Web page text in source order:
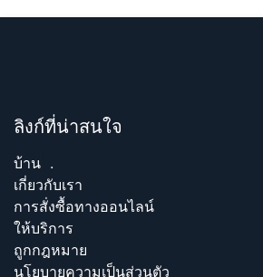
ลิงก์ที่น่าสนใจ
บ้าน .
เกี่ยวกับเรา
การสั่งซื้อทางออนไลน์
ให้บริการ
ถูกกฎหมาย
นโยบายความเป็นส่วนตัว